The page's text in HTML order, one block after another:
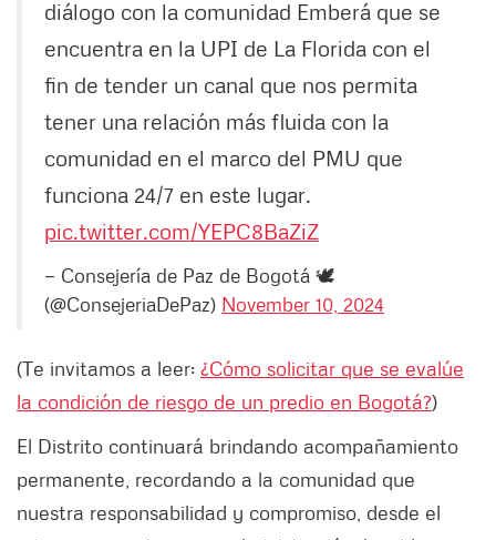
diálogo con la comunidad Emberá que se
encuentra en la UPI de La Florida con el
fin de tender un canal que nos permita
tener una relación más fluida con la
comunidad en el marco del PMU que
funciona 24/7 en este lugar.
pic.twitter.com/YEPC8BaZiZ
— Consejería de Paz de Bogotá 🕊
(@ConsejeriaDePaz) November 10, 2024
(Te invitamos a leer: ¿Cómo solicitar que se evalúe
la condición de riesgo de un predio en Bogotá?)
El Distrito continuará brindando acompañamiento
permanente, recordando a la comunidad que
nuestra responsabilidad y compromiso, desde el